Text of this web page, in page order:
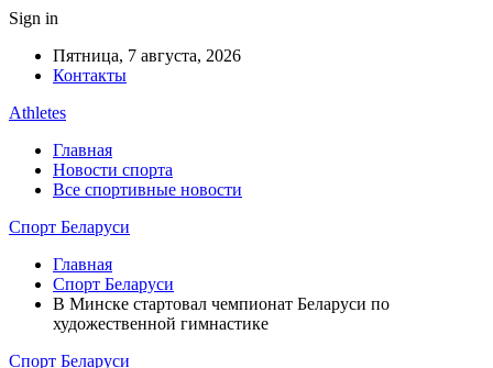
Sign in
Пятница, 7 августа, 2026
Контакты
Athletes
Главная
Новости спорта
Все спортивные новости
Спорт Беларуси
Главная
Спорт Беларуси
В Минске стартовал чемпионат Беларуси по
художественной гимнастике
Спорт Беларуси